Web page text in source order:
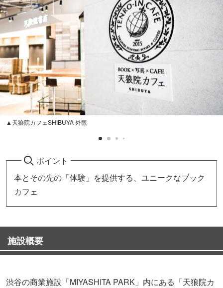
▲天狼院カフェSHIBUYA 外観
ポイント
本とその先の「体験」を提供する、ユニークなブック
カフェ
施設概要
渋谷の商業施設「MIYASHITA PARK」内にある「天狼院カ